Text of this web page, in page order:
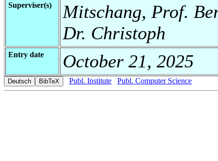
Superviser(s)
Mitschang, Prof.
Dr. Christoph
Entry date October 21, 2025
Publ. Institute Publ. Computer Science